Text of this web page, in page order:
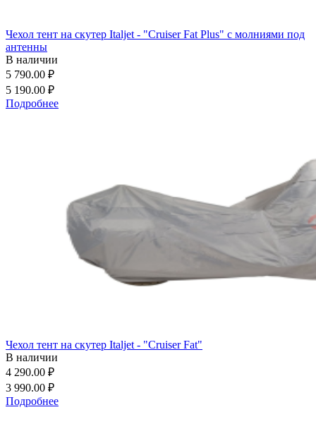
Чехол тент на скутер Italjet - "Cruiser Fat Plus" с молниями под
антенны
В наличии
5 790.00 ₽
5 190.00 ₽
Подробнее
Чехол тент на скутер Italjet - "Cruiser Fat"
В наличии
4 290.00 ₽
3 990.00 ₽
Подробнее